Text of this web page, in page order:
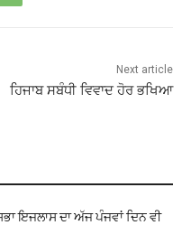
Next article
ਹਿਜਾਬ ਸਬੰਧੀ ਵਿਵਾਦ ਹੋਰ ਭਖਿਆ
ਇਜਲਾਸ ਦਾ ਅੱਜ ਪੰਜਵਾਂ ਦਿਨ ਵੀ